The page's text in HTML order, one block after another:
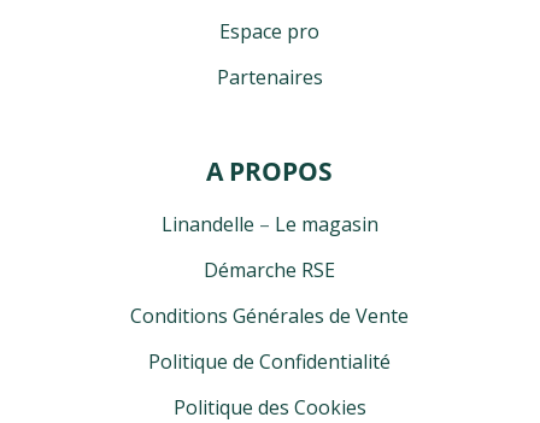
Espace pro
Partenaires
A PROPOS
Linandelle – Le magasin
Démarche RSE
Conditions Générales de Vente
Politique de Confidentialité
Politique des Cookies